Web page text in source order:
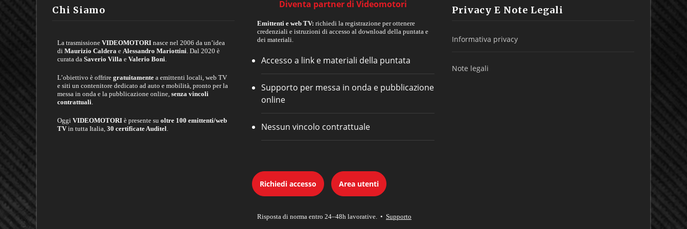
Chi Siamo
La trasmissione VIDEOMOTORI nasce nel 2006 da un’idea
di Maurizio Caldera e Alessandro Mariottini. Dal 2020 è
curata da Saverio Villa e Valerio Boni.
L’obiettivo è offrire gratuitamente a emittenti locali, web TV
e siti un contenitore dedicato ad auto e mobilità, pronto per la
messa in onda e la pubblicazione online, senza vincoli
contrattuali.
Oggi VIDEOMOTORI è presente su oltre 100 emittenti/web
TVin tutta Italia, 30 certificate Auditel.
Diventa partner di Videomotori
Emittenti e web TV: richiedi la registrazione per ottenere
credenziali e istruzioni di accesso al download della puntata e
dei materiali.
Accesso a link e materiali della puntata
Supporto per messa in onda e pubblicazione
online
Nessun vincolo contrattuale
Richiedi accesso Area utenti
Risposta di norma entro 24–48h lavorative. • Supporto
Privacy E Note Legali
Informativa privacy
Note legali